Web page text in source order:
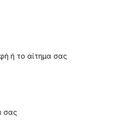
ή το αίτημα σας
σας